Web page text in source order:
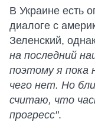
В Украине есть
диалоге с
Зеленский,
на последний
поэтому я пока
чего нет. Но
считаю, что
прогресс".